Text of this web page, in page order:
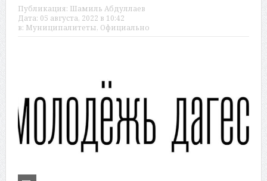
Публикация: Шамиль Абдуллаев
Дата: 05 августа, 2022 в 10:42
в: Муниципалитеты, Официально